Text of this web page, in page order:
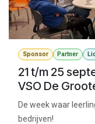
Sponsor Partner
21 t/m 25
VSO De
De week waar
bedrijven!